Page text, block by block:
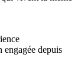
engagée depuis